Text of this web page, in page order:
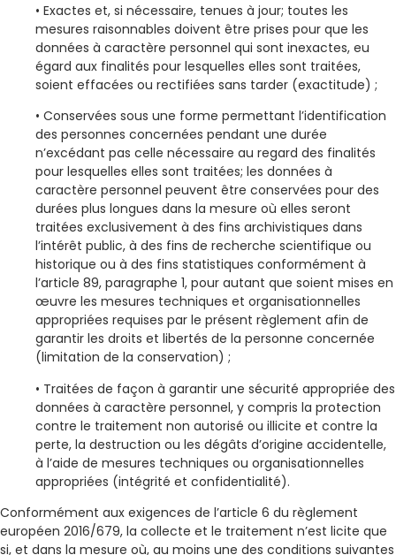
• Exactes et, si nécessaire, tenues à jour; toutes les
mesures raisonnables doivent être prises pour que les
données à caractère personnel qui sont inexactes, eu
égard aux finalités pour lesquelles elles sont traitées,
soient effacées ou rectifiées sans tarder (exactitude) ;
• Conservées sous une forme permettant l’identification
des personnes concernées pendant une durée
n’excédant pas celle nécessaire au regard des finalités
pour lesquelles elles sont traitées; les données à
caractère personnel peuvent être conservées pour des
durées plus longues dans la mesure où elles seront
traitées exclusivement à des fins archivistiques dans
l’intérêt public, à des fins de recherche scientifique ou
historique ou à des fins statistiques conformément à
l’article 89, paragraphe 1, pour autant que soient mises en
œuvre les mesures techniques et organisationnelles
appropriées requises par le présent règlement afin de
garantir les droits et libertés de la personne concernée
(limitation de la conservation) ;
• Traitées de façon à garantir une sécurité appropriée des
données à caractère personnel, y compris la protection
contre le traitement non autorisé ou illicite et contre la
perte, la destruction ou les dégâts d’origine accidentelle,
à l’aide de mesures techniques ou organisationnelles
appropriées (intégrité et confidentialité).
Conformément aux exigences de l’article 6 du règlement
européen 2016/679, la collecte et le traitement n’est licite que
si, et dans la mesure où, au moins une des conditions suivantes